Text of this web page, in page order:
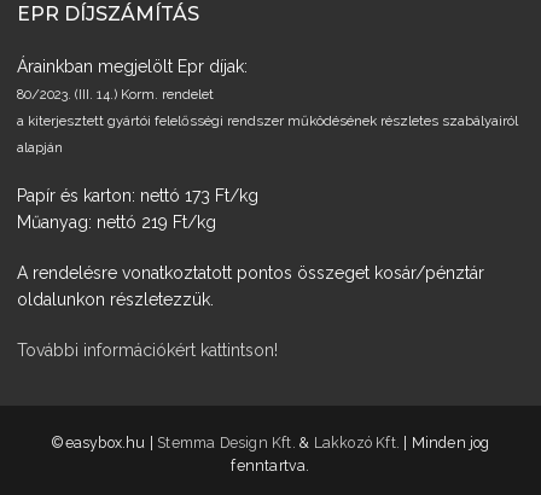
EPR DÍJSZÁMÍTÁS
Árainkban megjelölt Epr díjak:
80/2023. (III. 14.) Korm. rendelet
a kiterjesztett gyártói felelősségi rendszer működésének részletes szabályairól
alapján
Papír és karton: nettó 173 Ft/kg
Műanyag: nettó 219 Ft/kg
A rendelésre vonatkoztatott pontos összeget kosár/pénztár
oldalunkon részletezzük.
További információkért kattintson!
­©easybox.hu | Stemma Design Kft. & Lakkozó Kft. | Minden jog
fenntartva.